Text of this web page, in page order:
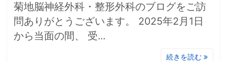
菊地脳神経外科・整形外科のブログをご訪
問ありがとうございます。 2025年2月1日
から当面の間、 受...
続きを読む